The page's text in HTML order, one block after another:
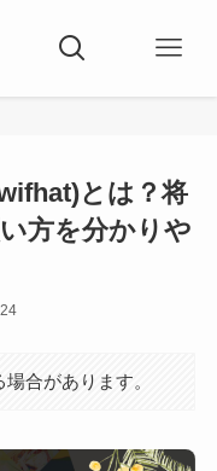
とは？将
方を分かりや
合があります。